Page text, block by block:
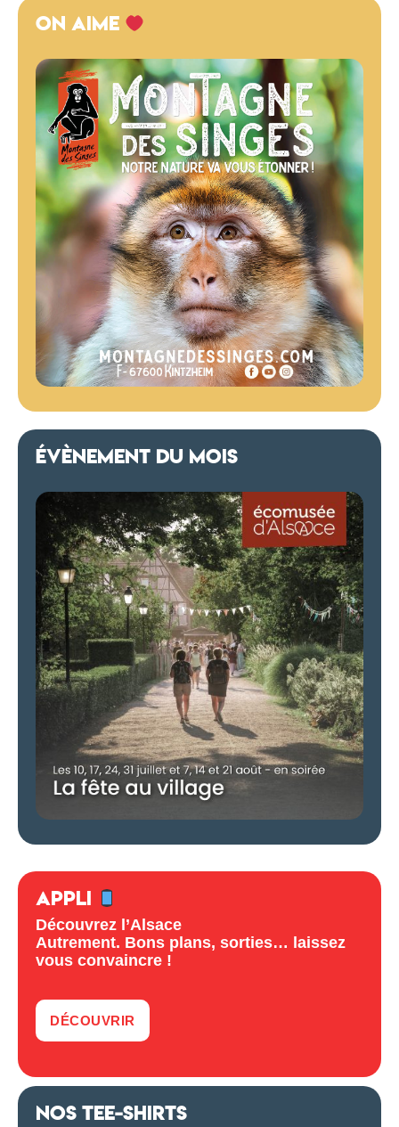
ON AIME
ÉVÈNEMENT DU MOIS
APPLI
Découvrez l’Alsace
Autrement. Bons plans, sorties… laissez
vous convaincre !
DÉCOUVRIR
NOS TEE-SHIRTS